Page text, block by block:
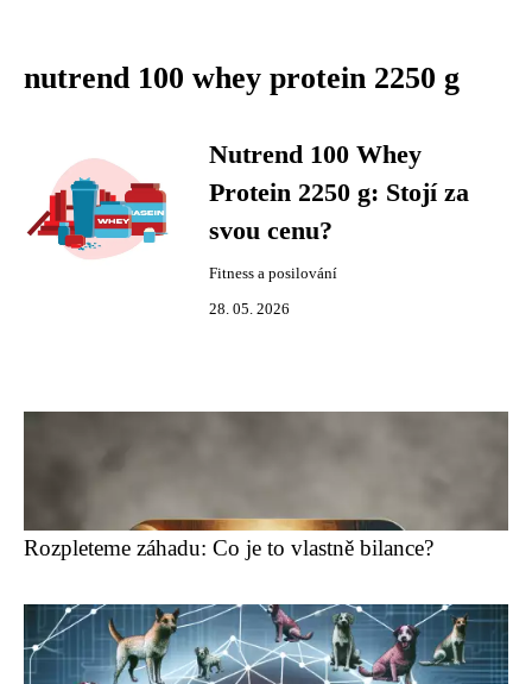
nutrend 100 whey protein 2250 g
Nutrend 100 Whey
Protein 2250 g: Stojí za
svou cenu?
Fitness a posilování
28. 05. 2026
Rozpleteme záhadu: Co je to vlastně bilance?